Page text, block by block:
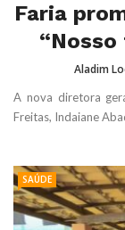
Faria
Aladim
A nova diretora
Freitas, Indaiane
SAÚDE